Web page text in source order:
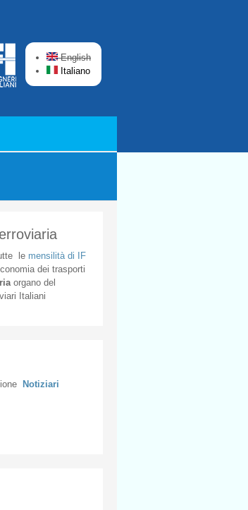
English
Italiano
le mensilità di IF
dei trasporti
organodel
Italiani
Notiziari